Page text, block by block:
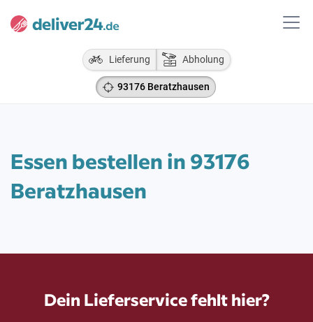
Lieferung Abholung
93176 Beratzhausen
Essen bestellen in 93176
Beratzhausen
Dein Lieferservice fehlt hier?